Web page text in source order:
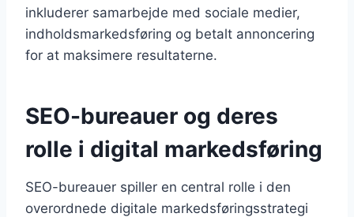
inkluderer samarbejde med sociale medier,
indholdsmarkedsføring og betalt annoncering
for at maksimere resultaterne.
SEO-bureauer og deres
rolle i digital markedsføring
SEO-bureauer spiller en central rolle i den
overordnede digitale markedsføringsstrategi